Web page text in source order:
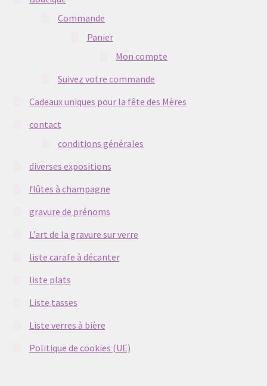
Commande
Panier
Mon compte
Suivez votre commande
Cadeaux uniques pour la fête des Mères
contact
conditions générales
diverses expositions
flûtes à champagne
gravure de prénoms
L’art de la gravure sur verre
liste carafe à décanter
liste plats
Liste tasses
Liste verres à bière
Politique de cookies (UE)